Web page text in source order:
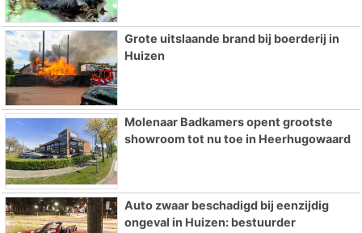
Grote uitslaande brand bij boerderij in
Huizen
Molenaar Badkamers opent grootste
showroom tot nu toe in Heerhugowaard
Auto zwaar beschadigd bij eenzijdig
ongeval in Huizen: bestuurder